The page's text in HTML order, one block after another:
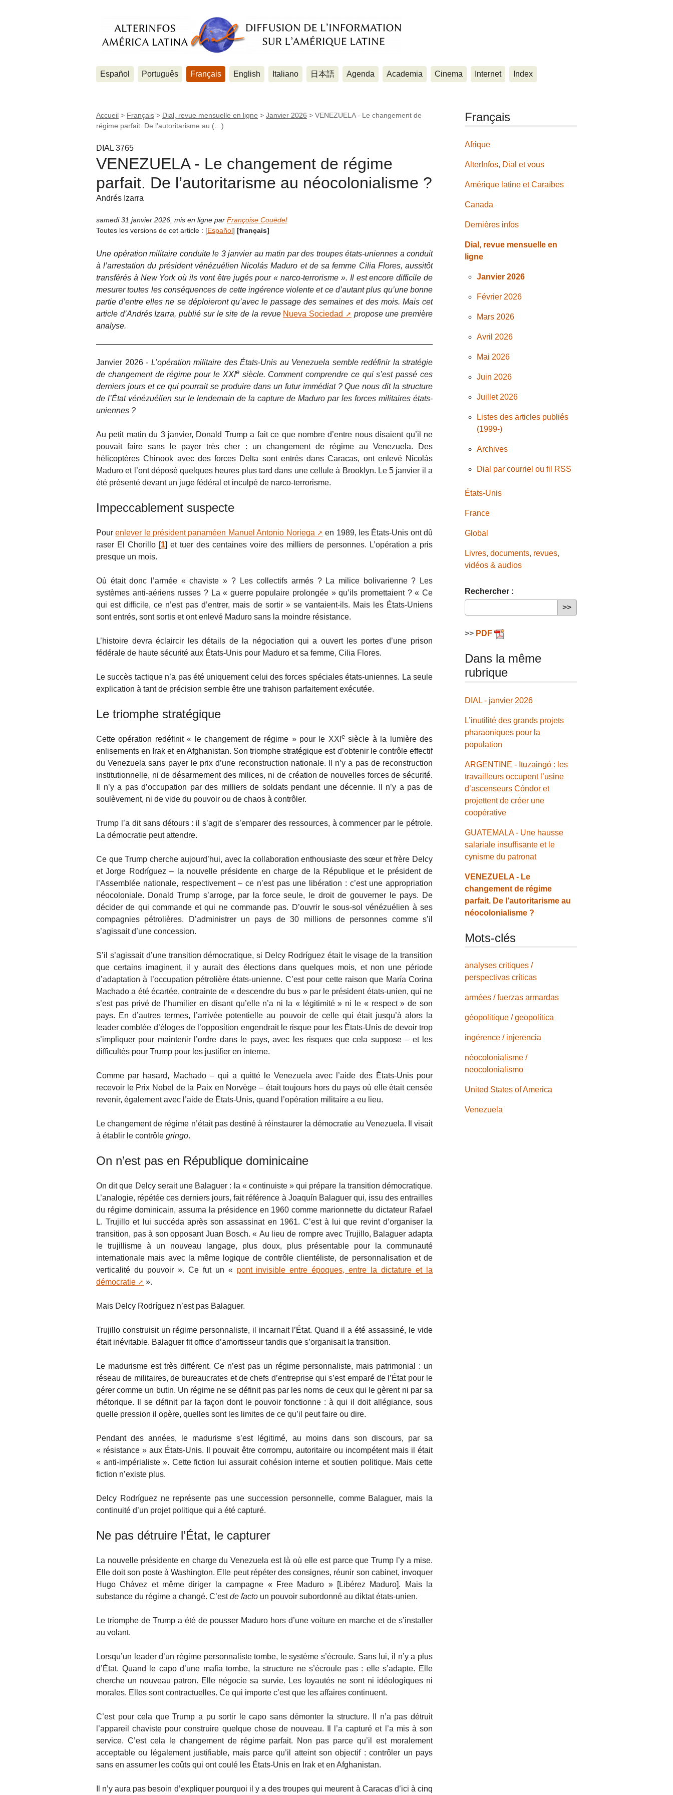
Español Português Français English Italiano 日本語 Agenda Academia Cinema Internet Index
Accueil > Français > Dial, revue mensuelle en ligne > Janvier 2026 > VENEZUELA - Le changement de
régime parfait. De l’autoritarisme au (…)
DIAL 3765
VENEZUELA - Le changement de régime
parfait. De l’autoritarisme au néocolonialisme ?
Andrés Izarra
samedi 31 janvier 2026 mis en ligne par Françoise Couëdel
Toutes les versions de cet article : [Español] [français]
Une opération militaire conduite le 3 janvier au matin par des troupes états-uniennes a conduit
à l’arrestation du président vénézuélien Nicolás Maduro et de sa femme Cilia Flores, aussitôt
transférés à New York où ils vont être jugés pour « narco-terrorisme ». Il est encore difficile de
mesurer toutes les conséquences de cette ingérence violente et ce d’autant plus qu’une bonne
partie d’entre elles ne se déploieront qu’avec le passage des semaines et des mois. Mais cet
article d’Andrés Izarra, publié sur le site de la revue Nueva Sociedad
propose une première
analyse.
Janvier 2026 - L’opération militaire des États-Unis au Venezuela semble redéfinir la stratégie
de changement de régime pour le XXIesiècle. Comment comprendre ce qui s’est passé ces
derniers jours et ce qui pourrait se produire dans un futur immédiat ? Que nous dit la structure
de l’État vénézuélien sur le lendemain de la capture de Maduro par les forces militaires états-
uniennes ?
Au petit matin du 3 janvier, Donald Trump a fait ce que nombre d’entre nous disaient qu’il ne
pouvait faire sans le payer très cher : un changement de régime au Venezuela. Des
hélicoptères Chinook avec des forces Delta sont entrés dans Caracas, ont enlevé Nicolás
Maduro et l’ont déposé quelques heures plus tard dans une cellule à Brooklyn. Le 5 janvier il a
été présenté devant un juge fédéral et inculpé de narco-terrorisme.
Impeccablement suspecte
Pourenlever le président panaméen Manuel Antonio Noriega
en 1989, les États-Unis ont dû
raser El Chorillo [1] et tuer des centaines voire des milliers de personnes. L’opération a pris
presque un mois.
Où était donc l’armée « chaviste » ? Les collectifs armés ? La milice bolivarienne ? Les
systèmes anti-aériens russes ? La « guerre populaire prolongée » qu’ils promettaient ? « Ce
qui est difficile, ce n’est pas d’entrer, mais de sortir » se vantaient-ils. Mais les États-Uniens
sont entrés, sont sortis et ont enlevé Maduro sans la moindre résistance.
L’histoire devra éclaircir les détails de la négociation qui a ouvert les portes d’une prison
fédérale de haute sécurité aux États-Unis pour Maduro et sa femme, Cilia Flores.
Le succès tactique n’a pas été uniquement celui des forces spéciales états-uniennes. La seule
explication à tant de précision semble être une trahison parfaitement exécutée.
Le triomphe stratégique
Cette opération redéfinit « le changement de régime » pour le XXI esiècle à la lumière des
enlisements en Irak et en Afghanistan. Son triomphe stratégique est d’obtenir le contrôle effectif
du Venezuela sans payer le prix d’une reconstruction nationale. Il n’y a pas de reconstruction
institutionnelle, ni de désarmement des milices, ni de création de nouvelles forces de sécurité.
Il n’y a pas d’occupation par des milliers de soldats pendant une décennie. Il n’y a pas de
soulèvement, ni de vide du pouvoir ou de chaos à contrôler.
Trump l’a dit sans détours : il s’agit de s’emparer des ressources, à commencer par le pétrole.
La démocratie peut attendre.
Ce que Trump cherche aujourd’hui, avec la collaboration enthousiaste des sœur et frère Delcy
et Jorge Rodríguez – la nouvelle présidente en charge de la République et le président de
l’Assemblée nationale, respectivement – ce n’est pas une libération : c’est une appropriation
néocoloniale. Donald Trump s’arroge, par la force seule, le droit de gouverner le pays. De
décider de qui commande et qui ne commande pas. D’ouvrir le sous-sol vénézuélien à ses
compagnies pétrolières. D’administrer un pays de 30 millions de personnes comme s’il
s’agissait d’une concession.
S’il s’agissait d’une transition démocratique, si Delcy Rodríguez était le visage de la transition
que certains imaginent, il y aurait des élections dans quelques mois, et non une période
d’adaptation à l’occupation pétrolière états-unienne. C’est pour cette raison que María Corina
Machado a été écartée, contrainte de « descendre du bus » par le président états-unien, qui ne
s’est pas privé de l’humilier en disant qu’elle n’a ni la « légitimité » ni le « respect » de son
pays. En d’autres termes, l’arrivée potentielle au pouvoir de celle qui était jusqu’à alors la
leader comblée d’éloges de l’opposition engendrait le risque pour les États-Unis de devoir trop
s’impliquer pour maintenir l’ordre dans le pays, avec les risques que cela suppose – et les
difficultés pour Trump pour les justifier en interne.
Comme par hasard, Machado – qui a quitté le Venezuela avec l’aide des États-Unis pour
recevoir le Prix Nobel de la Paix en Norvège – était toujours hors du pays où elle était censée
revenir, également avec l’aide de États-Unis, quand l’opération militaire a eu lieu.
Le changement de régime n’était pas destiné à réinstaurer la démocratie au Venezuela. Il visait
à établir le contrôle gringo.
On n’est pas en République dominicaine
On dit que Delcy serait une Balaguer : la « continuiste » qui prépare la transition démocratique.
L’analogie, répétée ces derniers jours, fait référence à Joaquín Balaguer qui, issu des entrailles
du régime dominicain, assuma la présidence en 1960 comme marionnette du dictateur Rafael
L. Trujillo et lui succéda après son assassinat en 1961. C’est à lui que revint d’organiser la
transition, pas à son opposant Juan Bosch. « Au lieu de rompre avec Trujillo, Balaguer adapta
le trujillisme à un nouveau langage, plus doux, plus présentable pour la communauté
internationale mais avec la même logique de contrôle clientéliste, de personnalisation et de
verticalité du pouvoir ». Ce fut un « pont invisible entre époques, entre la dictature et la
démocratie
».
Mais Delcy Rodríguez n’est pas Balaguer.
Trujillo construisit un régime personnaliste, il incarnait l’État. Quand il a été assassiné, le vide
était inévitable. Balaguer fit office d’amortisseur tandis que s’organisait la transition.
Le madurisme est très différent. Ce n’est pas un régime personnaliste, mais patrimonial : un
réseau de militaires, de bureaucrates et de chefs d’entreprise qui s’est emparé de l’État pour le
gérer comme un butin. Un régime ne se définit pas par les noms de ceux qui le gèrent ni par sa
rhétorique. Il se définit par la façon dont le pouvoir fonctionne : à qui il doit allégiance, sous
quelle pression il opère, quelles sont les limites de ce qu’il peut faire ou dire.
Pendant des années, le madurisme s’est légitimé, au moins dans son discours, par sa
« résistance » aux États-Unis. Il pouvait être corrompu, autoritaire ou incompétent mais il était
« anti-impérialiste ». Cette fiction lui assurait cohésion interne et soutien politique. Mais cette
fiction n’existe plus.
Delcy Rodríguez ne représente pas une succession personnelle, comme Balaguer, mais la
continuité d’un projet politique qui a été capturé.
Ne pas détruire l’État, le capturer
La nouvelle présidente en charge du Venezuela est là où elle est parce que Trump l’y a mise.
Elle doit son poste à Washington. Elle peut répéter des consignes, réunir son cabinet, invoquer
Hugo Chávez et même diriger la campagne « Free Maduro » [Libérez Maduro]. Mais la
substance du régime a changé. C’estde facto un pouvoir subordonné au diktat états-unien.
Le triomphe de Trump a été de pousser Maduro hors d’une voiture en marche et de s’installer
au volant.
Lorsqu’un leader d’un régime personnaliste tombe, le système s’écroule. Sans lui, il n’y a plus
d’État. Quand le capo d’une mafia tombe, la structure ne s’écroule pas : elle s’adapte. Elle
cherche un nouveau patron. Elle négocie sa survie. Les loyautés ne sont ni idéologiques ni
morales. Elles sont contractuelles. Ce qui importe c’est que les affaires continuent.
C’est pour cela que Trump a pu sortir le capo sans démonter la structure. Il n’a pas détruit
l’appareil chaviste pour construire quelque chose de nouveau. Il l’a capturé et l’a mis à son
service. C’est cela le changement de régime parfait. Non pas parce qu’il est moralement
acceptable ou légalement justifiable, mais parce qu’il atteint son objectif : contrôler un pays
sans en assumer les coûts qui ont coulé les États-Unis en Irak et en Afghanistan.
Il n’y aura pas besoin d’expliquer pourquoi il y a des troupes qui meurent à Caracas d’ici à cinq
Français
Afrique
AlterInfos, Dial et vous
Amérique latine et Caraïbes
Canada
Dernières infos
Dial, revue mensuelle en
ligne
Janvier 2026
Février 2026
Mars 2026
Avril 2026
Mai 2026
Juin 2026
Juillet 2026
Listes des articles publiés
(1999-)
Archives
Dial par courriel ou fil RSS
États-Unis
France
Global
Livres, documents, revues,
vidéos & audios
Rechercher :
>> PDF
Dans la même
rubrique
DIAL - janvier 2026
L’inutilité des grands projets
pharaoniques pour la
population
ARGENTINE - Ituzaingó : les
travailleurs occupent l’usine
d’ascenseurs Cóndor et
projettent de créer une
coopérative
GUATEMALA - Une hausse
salariale insuffisante et le
cynisme du patronat
VENEZUELA - Le
changement de régime
parfait. De l’autoritarisme au
néocolonialisme ?
Mots-clés
analyses critiques /
perspectivas críticas
armées / fuerzas armardas
géopolitique / geopolítica
ingérence / injerencia
néocolonialisme /
neocolonialismo
United States of America
Venezuela